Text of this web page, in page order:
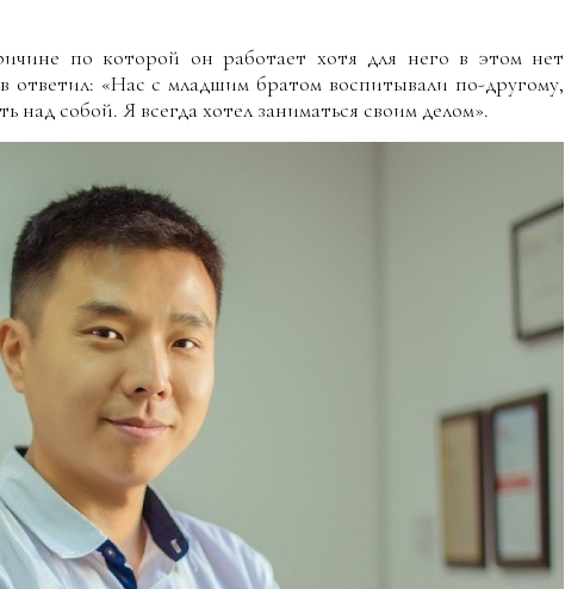
по которой он работает хотя для него в этом нет
ответил: «Нас с младшим братом воспитывали по-другому,
над собой. Я всегда хотел заниматься своим делом».